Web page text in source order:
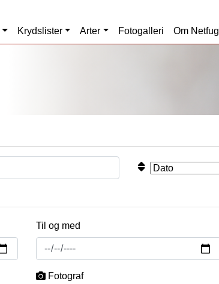
Krydslister Arter Fotogalleri Om Netfugl
Til og med
Fotograf